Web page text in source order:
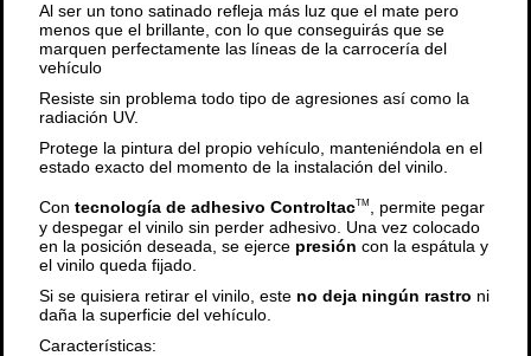
Al ser un tono satinado refleja más luz que el mate pero
menos que el brillante, con lo que conseguirás que se
marquen perfectamente las líneas de la carrocería del
vehículo
Resiste sin problema todo tipo de agresiones así como la
radiación UV.
Protege la pintura del propio vehículo, manteniéndola en el
estado exacto del momento de la instalación del vinilo.
Con tecnología de adhesivo ControltacTM
, permite pegar
y despegar el vinilo sin perder adhesivo. Una vez colocado
en la posición deseada, se ejerce presión con la espátula y
el vinilo queda fijado.
Si se quisiera retirar el vinilo, este no deja ningún rastro ni
daña la superficie del vehículo.
Características: